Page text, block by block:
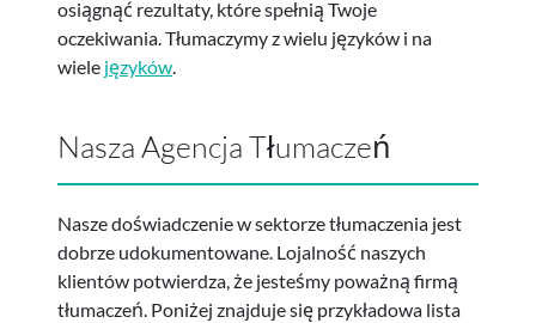
osiągnąć rezultaty, które spełnią Twoje
oczekiwania. Tłumaczymy z wielu języków i na
wiele języków.
Nasza Agencja Tłumaczeń
Nasze doświadczenie w sektorze tłumaczenia jest
dobrze udokumentowane. Lojalność naszych
klientów potwierdza, że jesteśmy poważną firmą
tłumaczeń. Poniżej znajduje się przykładowa lista